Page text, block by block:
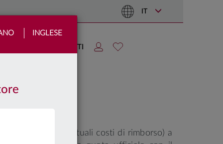
INGLESE
AREA CLIENTI
(né gli eventuali costi di rimborso) a